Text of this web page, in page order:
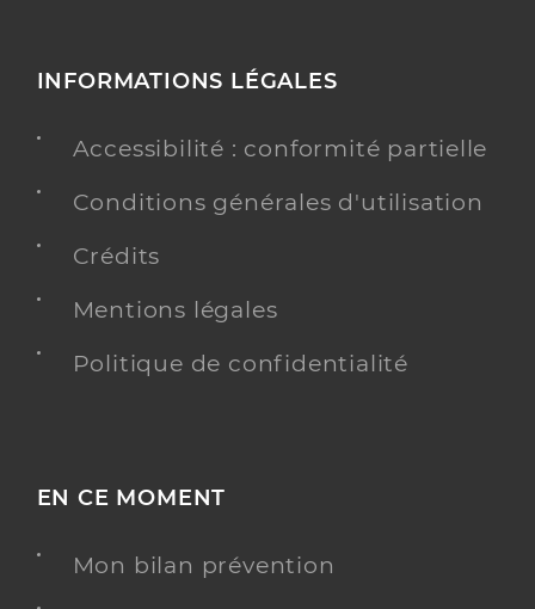
INFORMATIONS LÉGALES
Accessibilité : conformité partielle
Conditions générales d'utilisation
Crédits
Mentions légales
Politique de confidentialité
EN CE MOMENT
Mon bilan prévention